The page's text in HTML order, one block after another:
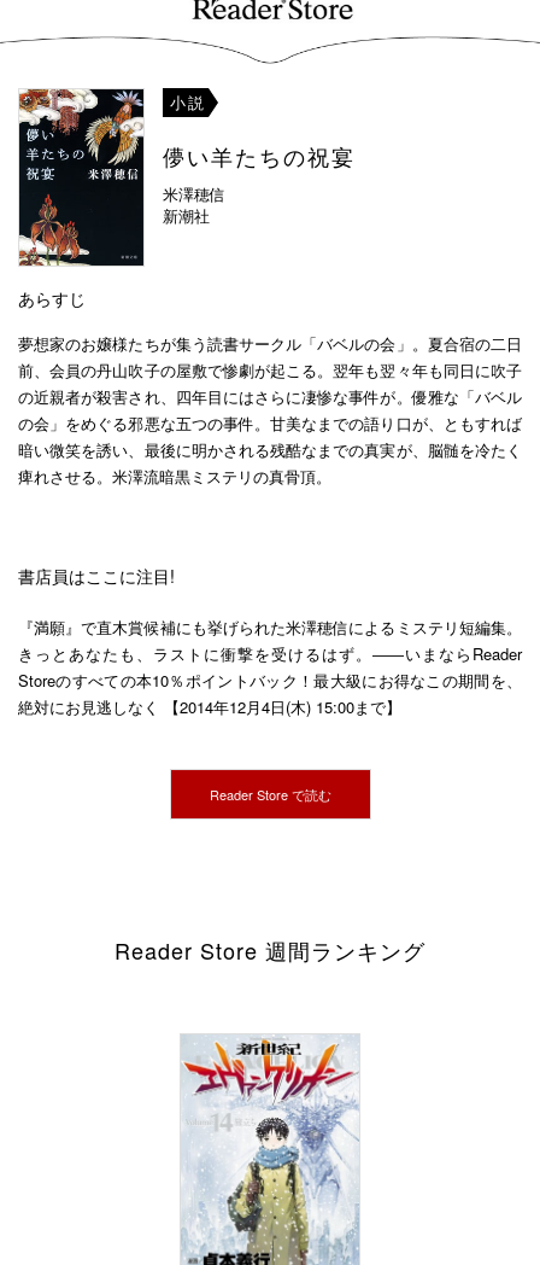
小説
儚い羊たちの祝宴
米澤穂信
新潮社
あらすじ
夢想家のお嬢様たちが集う読書サークル「バベルの会」。夏合宿の二日
前、会員の丹山吹子の屋敷で惨劇が起こる。翌年も翌々年も同日に吹子
の近親者が殺害され、四年目にはさらに凄惨な事件が。優雅な「バベル
の会」をめぐる邪悪な五つの事件。甘美なまでの語り口が、ともすれば
暗い微笑を誘い、最後に明かされる残酷なまでの真実が、脳髄を冷たく
痺れさせる。米澤流暗黒ミステリの真骨頂。
書店員はここに注目!
『満願』で直木賞候補にも挙げられた米澤穂信によるミステリ短編集。
きっとあなたも、ラストに衝撃を受けるはず。――いまならReader
Storeのすべての本10％ポイントバック！最大級にお得なこの期間を、
絶対にお見逃しなく 【2014年12月4日(木) 15:00まで】
Reader Store で読む
Reader Store 週間ランキング